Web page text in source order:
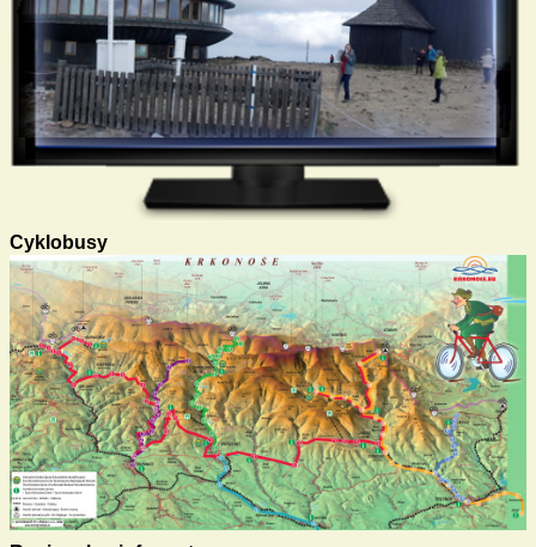
Cyklobusy